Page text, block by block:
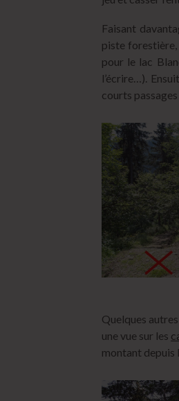
Faisant
piste forestière,
pour le lac
l’écrire…).
courts
Quelques
une vue sur les
montant depuis